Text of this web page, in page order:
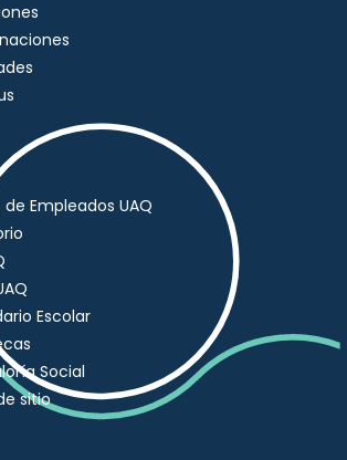
Empleados UAQ
Escolar
Social
sitio